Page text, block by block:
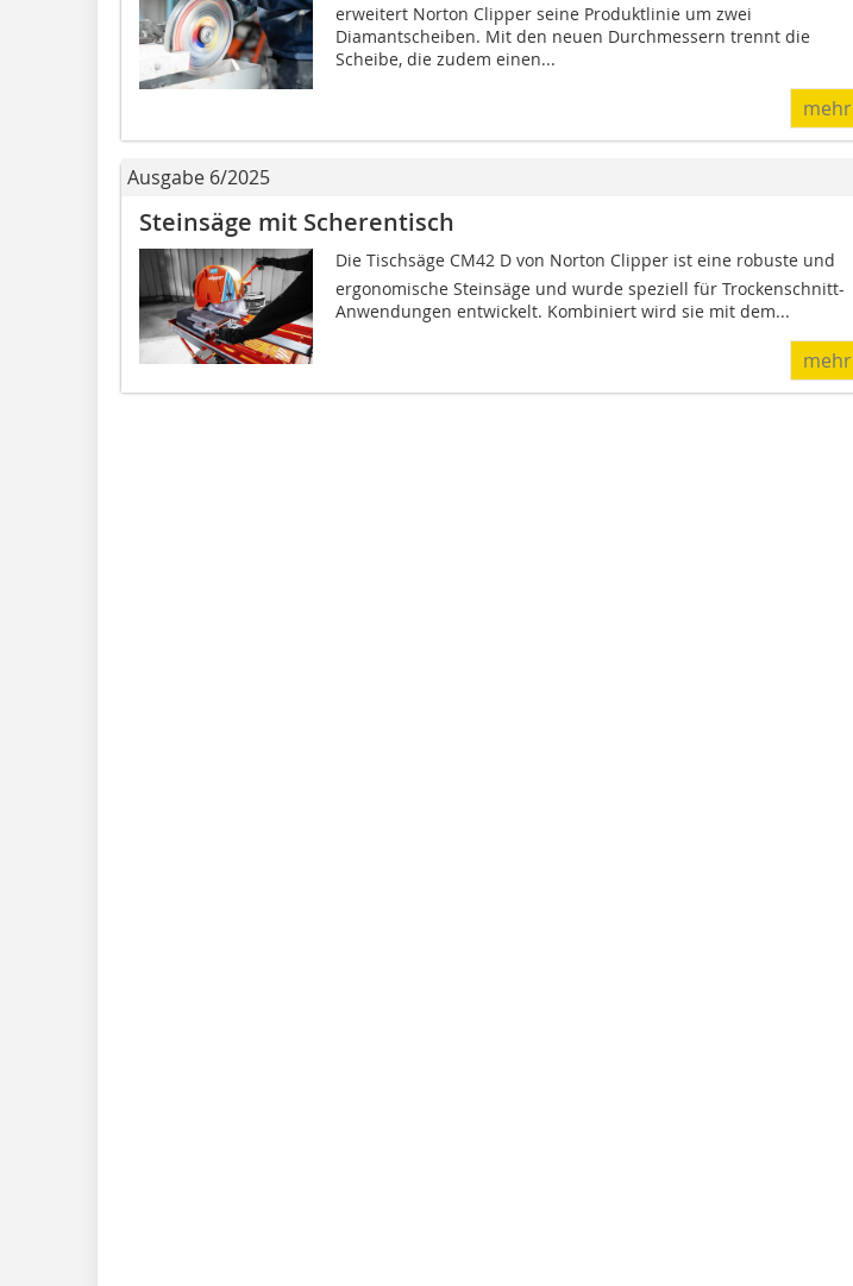
erweitert Norton Clipper seine Produktlinie um zwei
Diamantscheiben. Mit den neuen Durchmessern trennt die
Scheibe, die zudem einen...
mehr
Ausgabe 6/2025
Steinsäge mit Scherentisch
Die Tischsäge CM42 D von Norton Clipper ist eine robuste und
ergonomische Steinsäge und wurde speziell für Trockenschnitt-
Anwendungen entwickelt. Kombiniert wird sie mit dem...
mehr